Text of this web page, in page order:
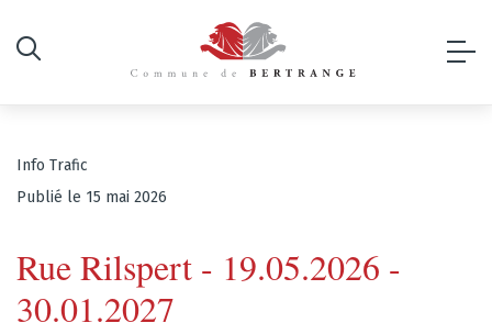
Info Trafic
Publié le 15 mai 2026
Rue Rilspert - 19.05.2026 -
30.01.2027